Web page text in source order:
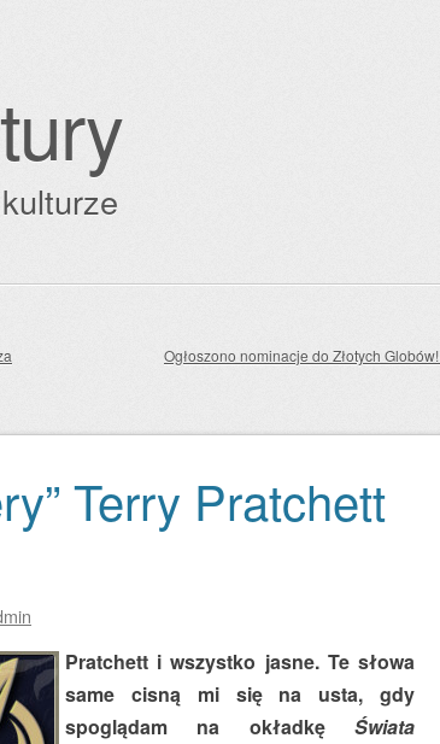
Ogłoszono nominacje do Złotych Globów!
Terry Pratchett
Pratchett i wszystko jasne. Te słowa
same cisną mi się na usta, gdy
spoglądam na okładkę Świata